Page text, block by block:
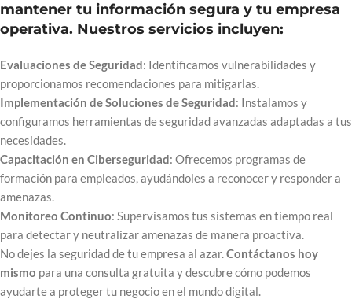
mantener tu información segura y tu empresa
operativa. Nuestros servicios incluyen:
Evaluaciones de Seguridad: Identificamos vulnerabilidades y
proporcionamos recomendaciones para mitigarlas.
Implementación de Soluciones de Seguridad: Instalamos y
configuramos herramientas de seguridad avanzadas adaptadas a tus
necesidades.
Capacitación en Ciberseguridad: Ofrecemos programas de
formación para empleados, ayudándoles a reconocer y responder a
amenazas.
Monitoreo Continuo: Supervisamos tus sistemas en tiempo real
para detectar y neutralizar amenazas de manera proactiva.
No dejes la seguridad de tu empresa al azar.Contáctanos hoy
mismo para una consulta gratuita y descubre cómo podemos
ayudarte a proteger tu negocio en el mundo digital.